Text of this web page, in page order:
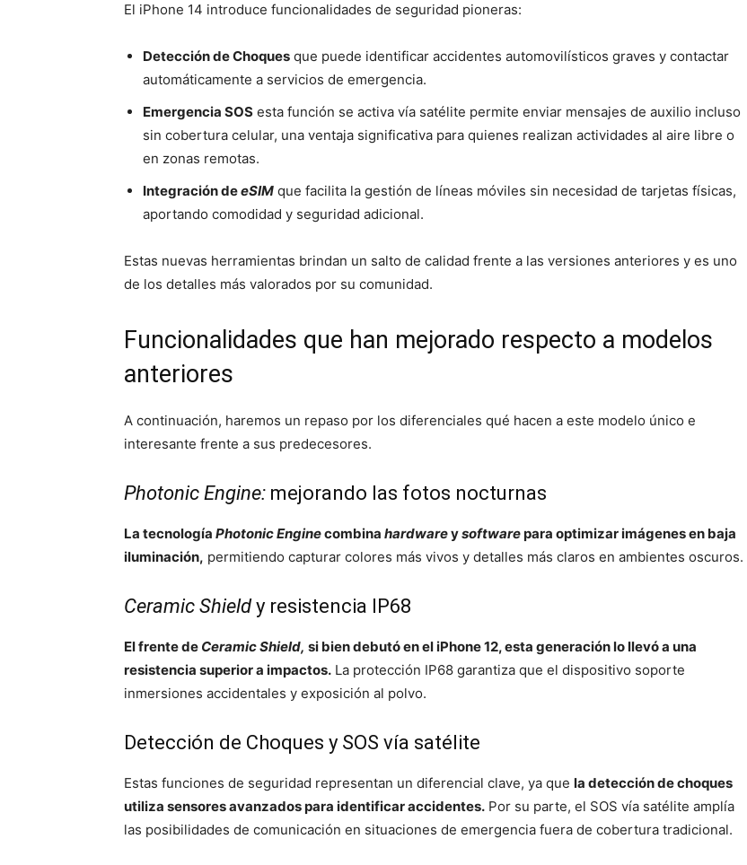
El iPhone 14 introduce funcionalidades de seguridad pioneras:
Detección de Choques que puede identificar accidentes automovilísticos graves y contactar
automáticamente a servicios de emergencia.
Emergencia SOS esta función se activa vía satélite permite enviar mensajes de auxilio incluso
sin cobertura celular, una ventaja significativa para quienes realizan actividades al aire libre o
en zonas remotas.
Integración deeSIM que facilita la gestión de líneas móviles sin necesidad de tarjetas físicas,
aportando comodidad y seguridad adicional.
Estas nuevas herramientas brindan un salto de calidad frente a las versiones anteriores y es uno
de los detalles más valorados por su comunidad.
Funcionalidades que han mejorado respecto a modelos
anteriores
A continuación, haremos un repaso por los diferenciales qué hacen a este modelo único e
interesante frente a sus predecesores.
Photonic Engine: mejorando las fotos nocturnas
La tecnología Photonic Enginecombina hardwareysoftwarepara optimizar imágenes en baja
iluminación, permitiendo capturar colores más vivos y detalles más claros en ambientes oscuros.
Ceramic Shieldy resistencia IP68
El frente de Ceramic Shield, si bien debutó en el iPhone 12, esta generación lo llevó a una
resistencia superior a impactos. La protección IP68 garantiza que el dispositivo soporte
inmersiones accidentales y exposición al polvo.
Detección de Choques y SOS vía satélite
Estas funciones de seguridad representan un diferencial clave, ya que la detección de choques
utiliza sensores avanzados para identificar accidentes. Por su parte, el SOS vía satélite amplía
las posibilidades de comunicación en situaciones de emergencia fuera de cobertura tradicional.